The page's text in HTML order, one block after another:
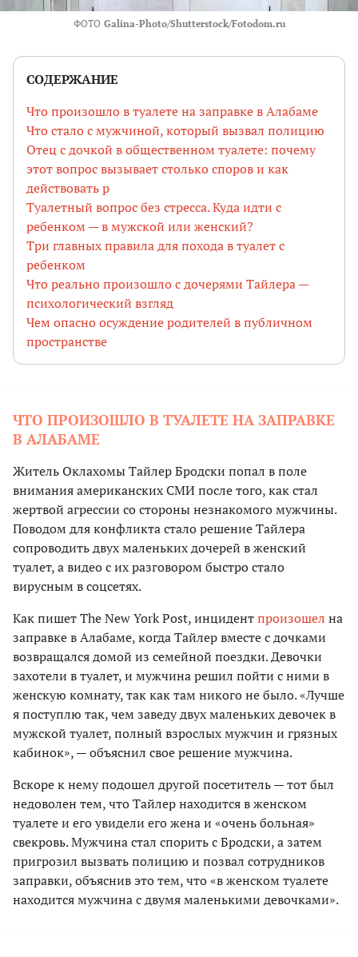
ФОТО Galina-Photo/Shutterstock/Fotodom.ru
СОДЕРЖАНИЕ
Что произошло в туалете на заправке в Алабаме
Что стало с мужчиной, который вызвал полицию
Отец с дочкой в общественном туалете: почему
этот вопрос вызывает столько споров и как
действовать р
Туалетный вопрос без стресса. Куда идти с
ребенком — в мужской или женский?
Три главных правила для похода в туалет с
ребенком
Что реально произошло с дочерями Тайлера —
психологический взгляд
Чем опасно осуждение родителей в публичном
пространстве
ЧТО ПРОИЗОШЛО В ТУАЛЕТЕ НА ЗАПРАВКЕ
В АЛАБАМЕ
Житель Оклахомы Тайлер Бродски попал в поле
внимания американских СМИ после того, как стал
жертвой агрессии со стороны незнакомого мужчины.
Поводом для конфликта стало решение Тайлера
сопроводить двух маленьких дочерей в женский
туалет, а видео с их разговором быстро стало
вирусным в соцсетях.
Как пишет The New York Post, инцидентпроизошел на
заправке в Алабаме, когда Тайлер вместе с дочками
возвращался домой из семейной поездки. Девочки
захотели в туалет, и мужчина решил пойти с ними в
женскую комнату, так как там никого не было. «Лучше
я поступлю так, чем заведу двух маленьких девочек в
мужской туалет, полный взрослых мужчин и грязных
кабинок», — объяснил свое решение мужчина.
Вскоре к нему подошел другой посетитель — тот был
недоволен тем, что Тайлер находится в женском
туалете и его увидели его жена и «очень больная»
свекровь. Мужчина стал спорить с Бродски, а затем
пригрозил вызвать полицию и позвал сотрудников
заправки, объяснив это тем, что «в женском туалете
находится мужчина с двумя маленькими девочками».